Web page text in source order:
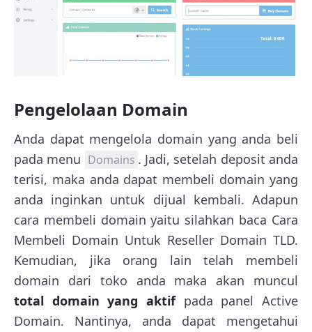
Pengelolaan Domain
Anda dapat mengelola domain yang anda beli
pada menu Domains . Jadi, setelah deposit anda
terisi, maka anda dapat membeli domain yang
anda inginkan untuk dijual kembali. Adapun
cara membeli domain yaitu silahkan baca Cara
Membeli Domain Untuk Reseller Domain TLD.
Kemudian, jika orang lain telah membeli
domain dari toko anda maka akan muncul
total domain yang aktifpada panel Active
Domain. Nantinya, anda dapat mengetahui